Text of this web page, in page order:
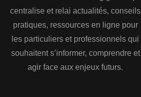
centralise et relai actualités, conseils
pratiques, ressources en ligne pour
les particuliers et professionnels qui
souhaitent s’informer, comprendre et
agir face aux enjeux futurs.